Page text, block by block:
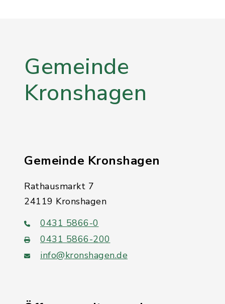
Gemeinde
Kronshagen
Gemeinde Kronshagen
Rathausmarkt 7
24119 Kronshagen
0431 5866-0
0431 5866-200
info@kronshagen.de